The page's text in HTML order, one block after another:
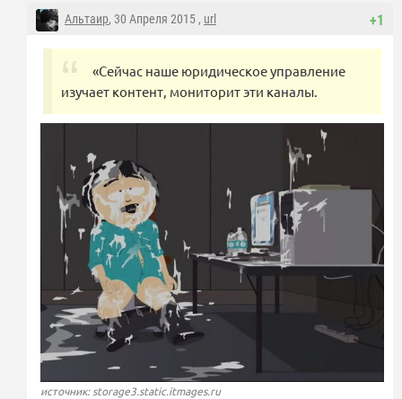
+1
Альтаир, 30 Апреля 2015 , url
«Сейчас наше юридическое управление
изучает контент, мониторит эти каналы.
источник: storage3.static.itmages.ru